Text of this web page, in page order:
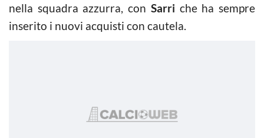
nella squadra azzurra, con Sarri che ha sempre
inserito i nuovi acquisti con cautela.